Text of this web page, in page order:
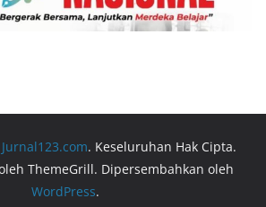
Jurnal123.com. Keseluruhan Hak Cipta.
ThemeGrill. Dipersembahkan oleh
WordPress.